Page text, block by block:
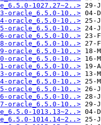
1027.27~2..>
oracle_6.5.0-10..>
oracle_6.5.0-10..>
oracle_6.5.0-10..>
oracle_6.5.0-10..>
oracle_6.5.0-10..>
oracle_6.5.0-10..>
oracle_6.5.0-10..>
oracle_6.5.0-10..>
oracle_6.5.0-10..>
oracle_6.5.0-10..>
oracle_6.5.0-10..>
oracle_6.5.0-10..>
oracle_6.5.0-10..>
1013.13~2..>
1014.14~2..>